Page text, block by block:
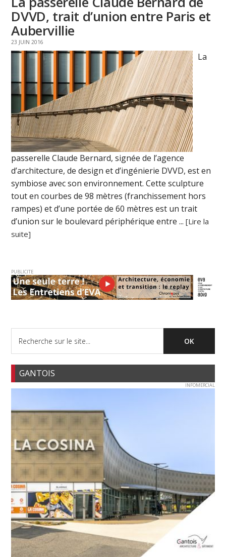
DVVD, trait d’union entre Paris et
Aubervillie
23 JUIN 2016
La
passerelle Claude Bernard, signée de l’agence
d’architecture, de design et d’ingénierie DVVD, est en
symbiose avec son environnement. Cette sculpture
tout en courbes de 98 mètres (franchissement hors
rampes) et d’une portée de 60 mètres est un trait
d’union sur le boulevard périphérique entre ...[Lire la
suite]
PUBLICITE
GANTOIS
INFOMERCIAL